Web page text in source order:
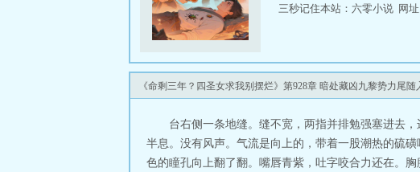
三秒记住本站：六零小说 网
《命剩三年？四圣女求我别摆烂》第928章 暗处藏凶九黎势力尾随
台右侧一条地缝。缝不宽，两指并排勉强塞进去
半息。没有风声。气流是向上的，带着一股潮热的硫
色的瞳孔向上翻了翻。嘴唇青紫，吐字咬合力还在。